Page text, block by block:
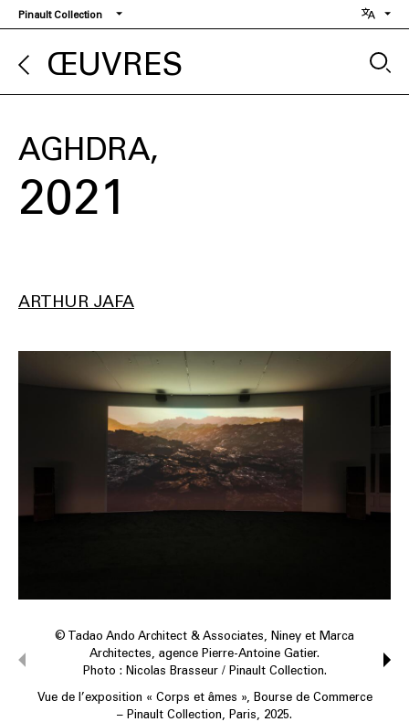
Aller
au
contenu
principal
Pinault Collection
ŒUVRES
AGHDRA
2021
ARTHUR JAFA
© Tadao Ando Architect & Associates, Niney et Marca
Architectes, agence Pierre-Antoine Gatier.
Photo : Nicolas Brasseur / Pinault Collection.
Vue de l’exposition « Corps et âmes », Bourse de Commerce
– Pinault Collection, Paris, 2025.